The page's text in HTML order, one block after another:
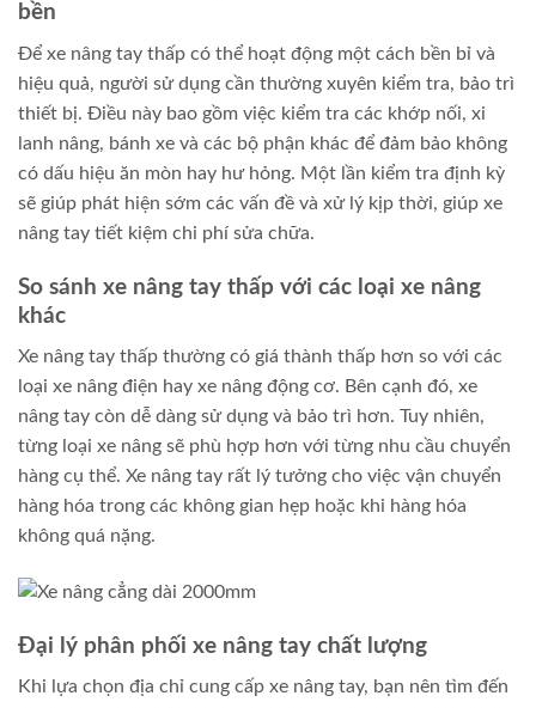
bền
Để xe nâng tay thấp có thể hoạt động một cách bền bỉ và
hiệu quả, người sử dụng cần thường xuyên kiểm tra, bảo trì
thiết bị. Điều này bao gồm việc kiểm tra các khớp nối, xi
lanh nâng, bánh xe và các bộ phận khác để đảm bảo không
có dấu hiệu ăn mòn hay hư hỏng. Một lần kiểm tra định kỳ
sẽ giúp phát hiện sớm các vấn đề và xử lý kịp thời, giúp xe
nâng tay tiết kiệm chi phí sửa chữa.
So sánh xe nâng tay thấp với các loại xe nâng
khác
Xe nâng tay thấp thường có giá thành thấp hơn so với các
loại xe nâng điện hay xe nâng động cơ. Bên cạnh đó, xe
nâng tay còn dễ dàng sử dụng và bảo trì hơn. Tuy nhiên,
từng loại xe nâng sẽ phù hợp hơn với từng nhu cầu chuyển
hàng cụ thể. Xe nâng tay rất lý tưởng cho việc vận chuyển
hàng hóa trong các không gian hẹp hoặc khi hàng hóa
không quá nặng.
Đại lý phân phối xe nâng tay chất lượng
Khi lựa chọn địa chỉ cung cấp xe nâng tay, bạn nên tìm đến